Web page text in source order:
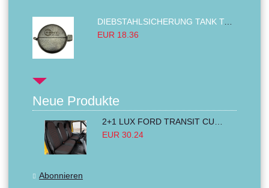
DIEBSTAHLSICHERUNG TANK TANKDECKEL DIESELTANK KRAFTSTOFFTANKDECKEL VERRIEGELUNG PASSEND FÜR LKW PKW TRAKTOREN BAGGER 80MM
EUR 18.36
Neue Produkte
EUR 30.24
Abonnieren